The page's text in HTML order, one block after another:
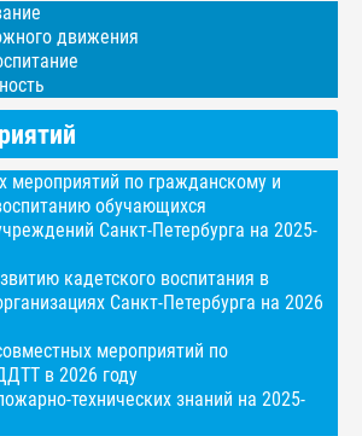
движения
мероприятий по гражданскому и
обучающихся
Санкт-Петербурга на 2025-
кадетского воспитания в
Санкт-Петербурга на 2026
мероприятий по
в 2026 году
технических знаний на 2025-